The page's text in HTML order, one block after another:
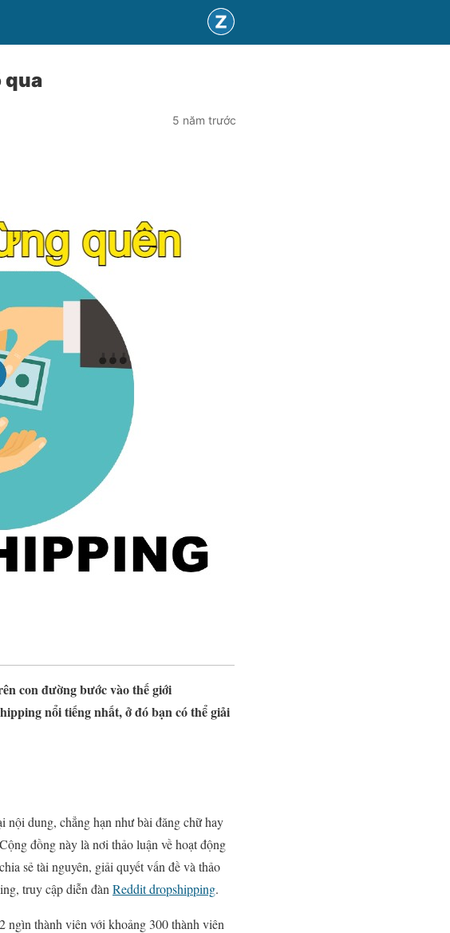
qua
5 năm trước
con đường bước vào thế giới
nổi tiếng nhất, ở đó bạn có thể giải
dung, chẳng hạn như bài đăng chữ hay
đồng này là nơi thảo luận về hoạt động
sẻ tài nguyên, giải quyết vấn đề và thảo
truy cập diễn đàn Reddit dropshipping.
ngìn thành viên với khoảng 300 thành viên